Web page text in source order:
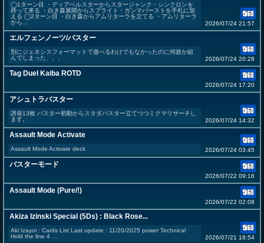
◯1ターン目 ・ディアベルスターからスタージャンク・シンクロンを
持って来る ・白き森展開からスプライト・ガンマバーストを手札に加
える ◯2ターン目 ・白き森からアムリターラを立てる ・アムリターラ
から...
2026/07/24 21:57
エルフェンノーツ/バスター
別にジェネシスフォーマットで遊べるわけでもなかったのに何故か組
んでしまった、、、
2026/07/24 20:28
Tag Duel Kaiba ROTD
2026/07/24 17:20
アシュトラバスター
誘発13枚 バスター初動からスタダバスター立てつつミクマリサーチし
ます。
2026/07/24 14:32
Assault Mode Activate
Assault Mode Activate deck 2026/07/24 03:45
バスターモード
2026/07/22 09:16
Assault Mode (Pure/!)
2026/07/22 02:08
Akiza Izinski Special (5Ds) : Black Rose...
Aki Izayoi : Cards List Last update : 11/20/2025 power Technical
Hold the line 4 ...
2026/07/21 18:54